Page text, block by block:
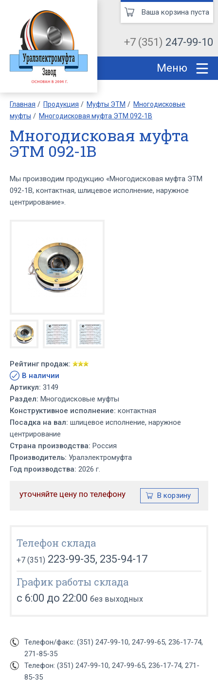
+7 (351) 247-99-10
Ваша корзина пуста
Меню
Главная Продукция Муфты ЭТМ
Многодисковые
муфты
Многодисковая муфта ЭТМ 092-1В
Многодисковая муфта
ЭТМ 092-1В
Мы производим продукцию «Многодисковая муфта ЭТМ
092-1В, контактная, шлицевое исполнение, наружное
центрирование».
Рейтинг продаж:
В наличии
Артикул: 3149
Раздел: Многодисковые муфты
Конструктивное исполнение: контактная
Посадка на вал: шлицевое исполнение, наружное
центрирование
Страна производства: Россия
Производитель: Уралэлектромуфта
Год производства: 2026 г.
уточняйте цену по телефону
Телефон склада
+7 (351) 223-99-35, 235-94-17
График работы склада
с 6:00 до 22:00 без выходных
Телефон/факс: (351) 247-99-10, 247-99-65, 236-17-74,
271-85-35
Телефон: (351) 247-99-10, 247-99-65, 236-17-74, 271-
85-35